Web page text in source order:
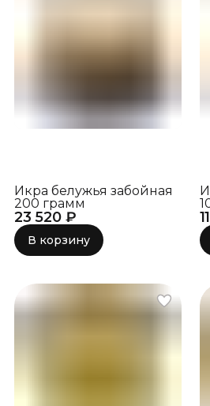
23 520 ₽
Икра белужья забойная
200 грамм
В корзину